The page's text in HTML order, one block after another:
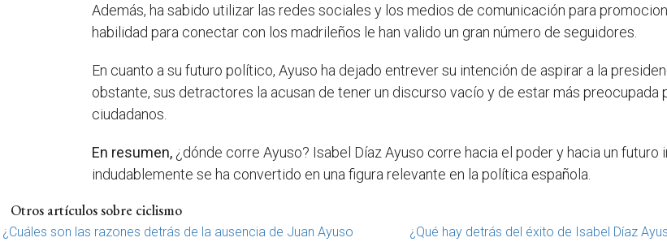
Además, ha sabido utilizar las redes sociales y los medios de comunicación para
habilidad para conectar con los madrileños le han valido un gran número de seguidores.
En cuanto a su futuro político, Ayuso ha dejado entrever su intención de aspirar a la
obstante, sus detractores la acusan de tener un discurso vacío y de estar más
ciudadanos.
En resumen, ¿dónde corre Ayuso? Isabel Díaz Ayuso corre hacia el poder y hacia un
indudablemente se ha convertido en una figura relevante en la política española.
Otros artículos sobre ciclismo
¿Cuáles son las razones detrás de la ausencia de Juan Ayuso
¿Qué hay detrás del éxito de Isabel Díaz